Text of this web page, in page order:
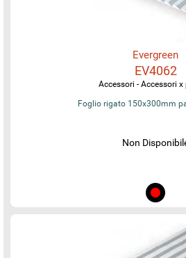
Evergreen
EV4062
Accessori - Accessori
Foglio rigato 150x300mm
Non